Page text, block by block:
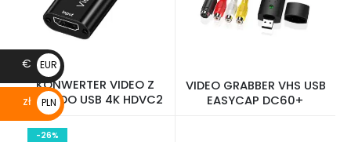
KONWERTER VIDEO Z
HDMI DO USB 4K HDVC2
VIDEO GRABBER VHS USB
EASYCAP DC60+
-26%
€
EUR
€
zł
PLN
zł